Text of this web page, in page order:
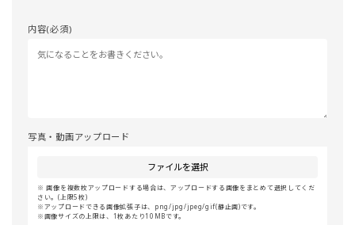
内容(必須)
写真・動画アップロード
ファイルを選択
画像を複数枚アップロードする場合は、アップロードする画像をまとめて選択してくだ
さい。(上限5枚)
アップロードできる画像拡張子は、png/jpg/jpeg/gif(静止画)です。
画像サイズの上限は、1枚あたり10MBです。